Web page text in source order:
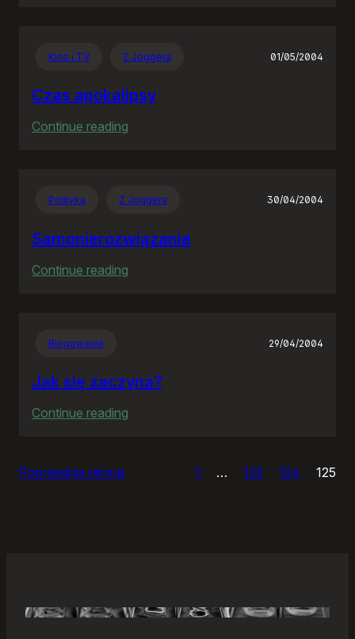
nudzi…
Kino i TV Z Joggera 01/05/2004
Czas apokalipsy
Continue reading
Polityka Z Joggera 30/04/2004
Samonierozwiązanie
Continue reading
Blogowanie 29/04/2004
Jak się zaczyna?
Continue reading
Poprzednia strona 1 … 123 124 125